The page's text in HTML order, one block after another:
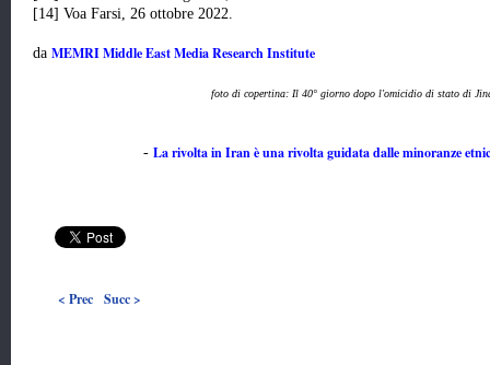
[14] Voa Farsi, 26 ottobre 2022.
da MEMRI Middle East Media Research Institute
foto di copertina: Il 40° giorno dopo l'omicidio di stato di
- La rivolta in Iran è una rivolta guidata dalle minoranze
< Prec Succ >